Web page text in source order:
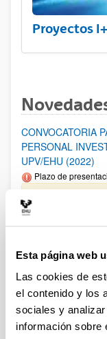
Esta página web
Las cookies de
el contenido y los
sociales y
información sobre
Proyectos
CONVOCATORIA
PERSONAL
UPV/EHU (2022)
Plazo de
de investigación
Plazo de
El plazo interno
Ayudas a la